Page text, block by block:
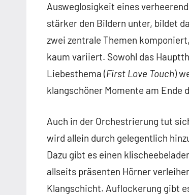
Ausweglosigkeit eines
stärker den Bildern unter, bildet
zwei zentrale Themen
kaum variiert. Sowohl das
Liebesthema (First Love Touch)
klangschöner Momente am Ende
Auch in der Orchestrierung tut
wird allein durch gelegentlich
Dazu gibt es einen
allseits präsenten Hörner
Klangschicht. Auflockerung gibt